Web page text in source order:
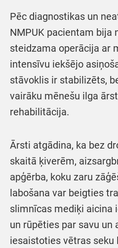
Pēc diagnostikas un
NMPUK pacientam bija
steidzama operācija ar
intensīvu iekšējo
stāvoklis ir stabilizēts,
vairāku mēnešu ilga
rehabilitācija.
Ārsti atgādina, ka bez
skaitā ķiverēm,
apģērba, koku zaru
labošana var beigties
slimnīcas mediķi aicina
un rūpēties par savu un
iesaistoties vētras seku